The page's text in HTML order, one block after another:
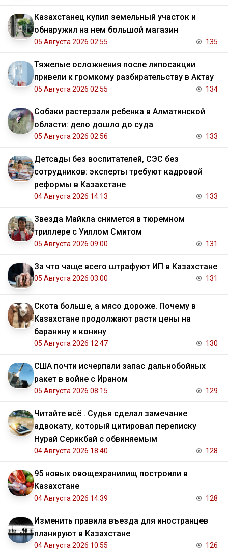
Казахстанец купил земельный участок и
обнаружил на нем большой магазин
05 Августа 2026 02:55 135
Тяжелые осложнения после липосакции
привели к громкому разбирательству в Актау
05 Августа 2026 02:55 134
Собаки растерзали ребенка в Алматинской
области: дело дошло до суда
05 Августа 2026 02:56 133
Детсады без воспитателей, СЭС без
сотрудников: эксперты требуют кадровой
реформы в Казахстане
04 Августа 2026 14:13 133
Звезда Майкла снимется в тюремном
триллере с Уиллом Смитом
05 Августа 2026 09:00 131
За что чаще всего штрафуют ИП в Казахстане
05 Августа 2026 03:00 131
Скота больше, а мясо дороже. Почему в
Казахстане продолжают расти цены на
баранину и конину
05 Августа 2026 12:47 130
США почти исчерпали запас дальнобойных
ракет в войне с Ираном
05 Августа 2026 08:15 129
Читайте всё . Судья сделал замечание
адвокату, который цитировал переписку
Нурай Серикбай с обвиняемым
04 Августа 2026 18:40 128
95 новых овощехранилищ построили в
Казахстане
04 Августа 2026 14:39 128
Изменить правила въезда для иностранцев
планируют в Казахстане
04 Августа 2026 10:55 126